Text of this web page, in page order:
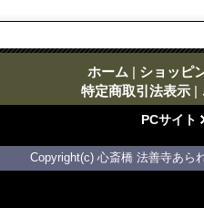
ホーム | ショッピ
特定商取引法表示 |
PCサイト
Copyright(c) 心斎橋 法善寺あら